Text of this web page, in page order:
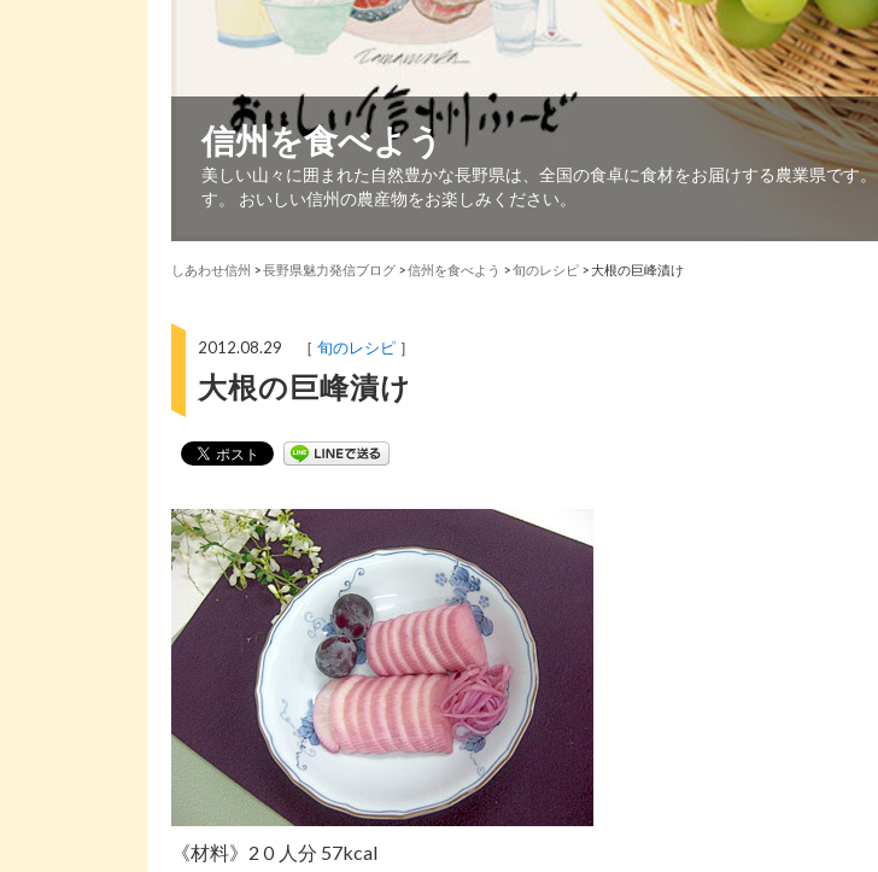
信州を食べよう
美しい山々に囲まれた自然豊かな長野県は、全国の食卓に食材をお届けする農業県です
す。 おいしい信州の農産物をお楽しみください。
しあわせ信州 >長野県魅力発信ブログ >信州を食べよう >旬のレシピ >大根の巨峰漬け
2012.08.29 ［ 旬のレシピ ］
大根の巨峰漬け
《材料》2０人分 57kcal